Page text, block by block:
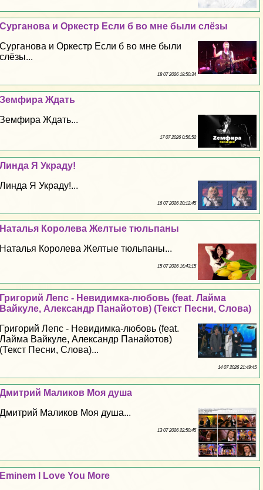
Сурганова и Оркестр Если б во мне были слёзы
Сурганова и Оркестр Если б во мне были
слёзы...
18 07 2026 18:50:34
Земфира Ждать
Земфира Ждать...
17 07 2026 0:56:52
Линда Я Украду!
Линда Я Украду!...
16 07 2026 20:12:45
Наталья Королева Желтые тюльпаны
Наталья Королева Желтые тюльпаны...
15 07 2026 16:43:15
Григорий Лепс - Невидимка-любовь (feat. Лайма
Вайкуле, Александр Панайотов) (Текст Песни, Слова)
Григорий Лепс - Невидимка-любовь (feat.
Лайма Вайкуле, Александр Панайотов)
(Текст Песни, Слова)...
14 07 2026 21:49:45
Дмитрий Маликов Моя душа
Дмитрий Маликов Моя душа...
13 07 2026 22:50:45
Eminem I Love You More